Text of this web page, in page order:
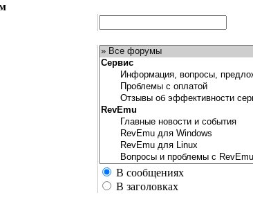
В сообщениях
В заголовках